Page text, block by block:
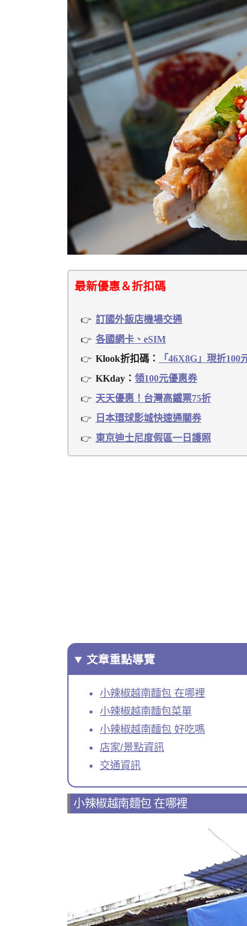
最新優惠＆折扣碼
訂國外飯店機場交通
各國網卡、eSIM
Klook折扣碼：
「46X8G」現折100
KKday： 領100元優惠券
天天優惠！台灣高鐵票75折
日本環球影城快速通關券
東京迪士尼度假區一日護照
文章重點導覽
小辣椒越南麵包 在哪裡
小辣椒越南麵包菜單
小辣椒越南麵包 好吃嗎
店家/景點資訊
交通資訊
小辣椒越南麵包 在哪裡